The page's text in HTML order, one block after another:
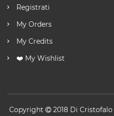
Registrati
My Orders
My Credits
❤️ My Wishlist
Copyright 2018 Di Cristofalo